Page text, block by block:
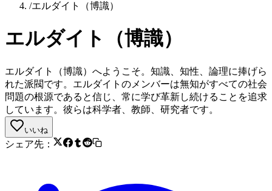
/エルダイト（博識）
エルダイト（博識）
エルダイト（博識）へようこそ。知識、知性、論理に捧げら
れた派閥です。エルダイトのメンバーは無知がすべての社会
問題の根源であると信じ、常に学び革新し続けることを追求
しています。彼らは科学者、教師、研究者です。
いいね
シェア先：